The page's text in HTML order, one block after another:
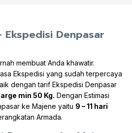
Ekspedisi Denpasar
membuat Anda khawatir.
Ekspedisi yang sudah terpercaya
dengan tarif Ekspedisi Denpasar
min 50 Kg. Dengan Estimasi
ke Majene yaitu 9 – 11 hari
Armada.